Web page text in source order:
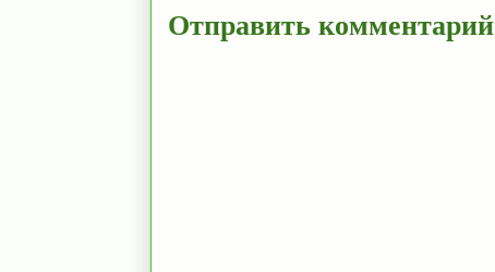
Отправить комментарий